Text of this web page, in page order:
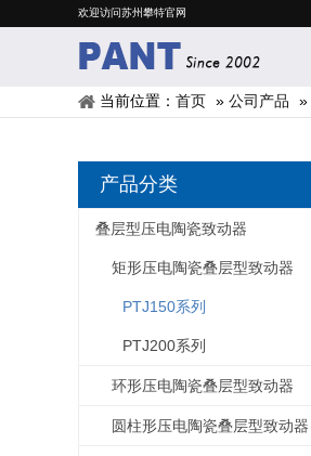
欢迎访问苏州攀特官网
当前位置： 首页 » 公司产品 »
产品分类
叠层型压电陶瓷致动器
矩形压电陶瓷叠层型致动器
PTJ150系列
PTJ200系列
环形压电陶瓷叠层型致动器
圆柱形压电陶瓷叠层型致动器